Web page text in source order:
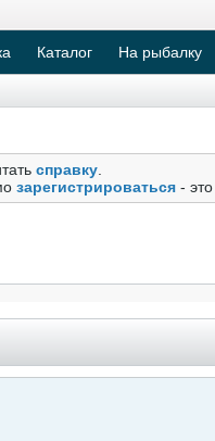
Каталог На рыбалку
справку
зарегистрироваться -